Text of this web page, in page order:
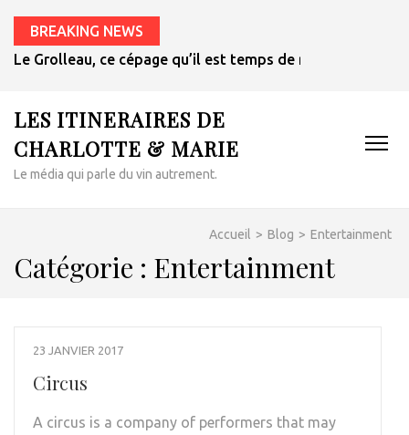
BREAKING NEWS
Le Grolleau, ce cépage qu’il est temps de redécouvrir
LES ITINERAIRES DE
CHARLOTTE & MARIE
Le média qui parle du vin autrement.
Accueil > Blog > Entertainment
Catégorie : Entertainment
23 JANVIER 2017
Circus
A circus is a company of performers that may